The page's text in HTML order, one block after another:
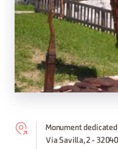
Monument
Via Savilla, 2 -